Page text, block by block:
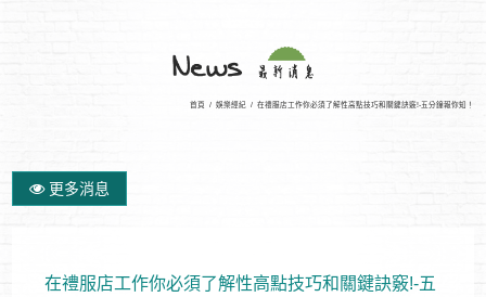
首頁 / 娛樂經紀 / 在禮服店工作你必須了解性高點技巧和關鍵訣竅!-五分鐘報你知！
更多消息
在禮服店工作你必須了解性高點技巧和關鍵訣竅!-五